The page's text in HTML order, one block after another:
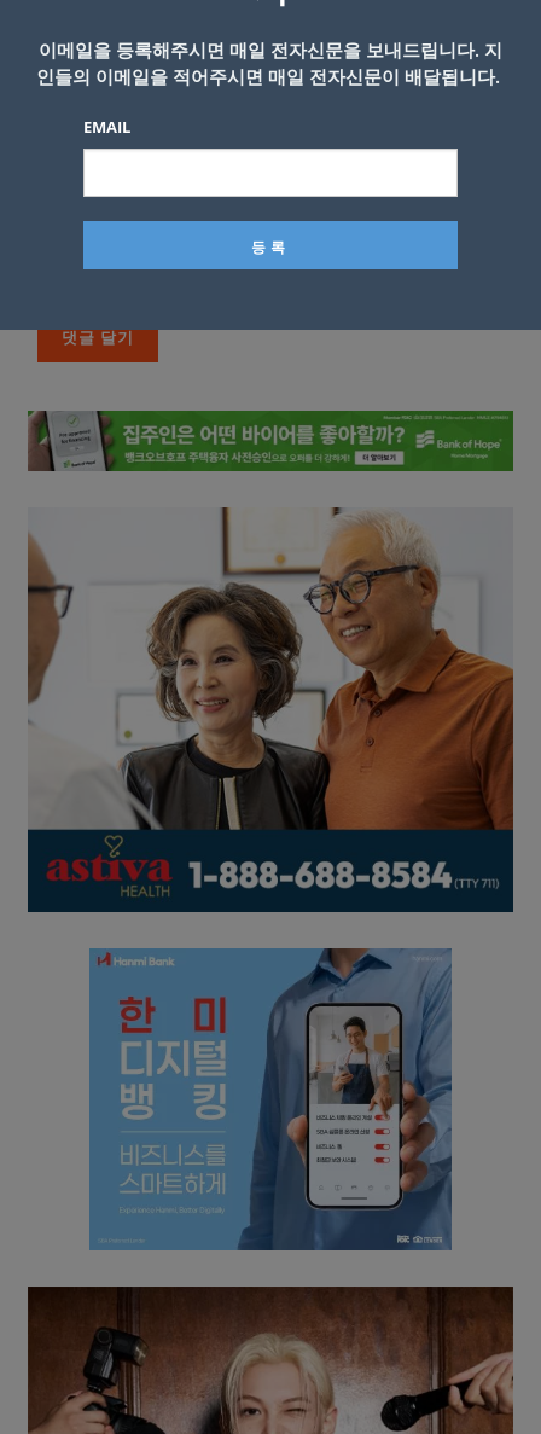
이메일을 등록해주시면 매일 전자신문을 보내드립니다. 지
인들의 이메일을 적어주시면 매일 전자신문이 배달됩니다.
EMAIL